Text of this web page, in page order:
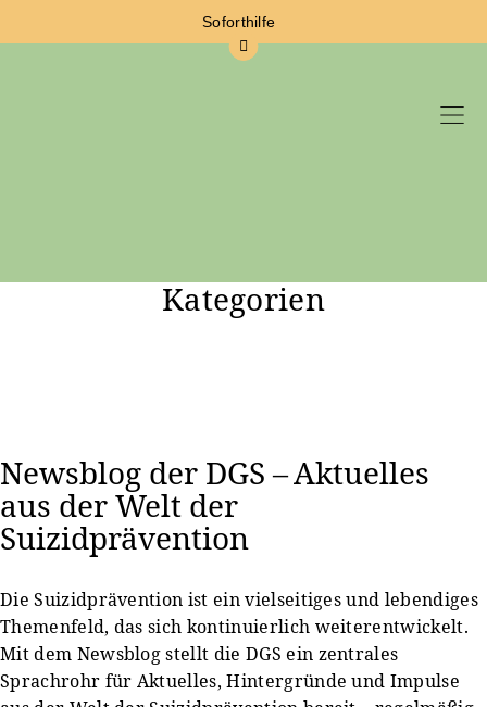
Zum Hauptinhalt springen
Soforthilfe
Kategorien
Newsblog der DGS – Aktuelles
aus der Welt der
Suizidprävention
Die Suizidprävention ist ein vielseitiges und lebendiges
Themenfeld, das sich kontinuierlich weiterentwickelt.
Mit dem Newsblog stellt die DGS ein zentrales
Sprachrohr für Aktuelles, Hintergründe und Impulse